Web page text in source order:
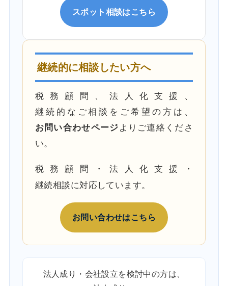
スポット相談はこちら
継続的に相談したい方へ
税務顧問、法人化支援、
継続的なご相談をご希望の方は、
お問い合わせページ よりご連絡くださ
い。
税務顧問・法人化支援・
継続相談に対応しています。
お問い合わせはこちら
法人成り・会社設立を検討中の方は、